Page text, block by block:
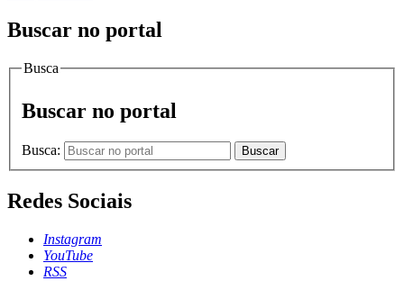
Buscar no portal
Busca
Buscar no portal
Busca: Buscar
Redes Sociais
Instagram
YouTube
RSS